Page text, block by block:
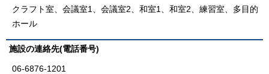
クラフト室、会議室1、会議室2、和室1、和室2、練習室、多目的
ホール
施設の連絡先(電話番号)
06-6876-1201